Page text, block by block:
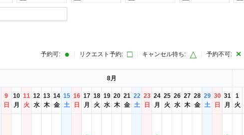
予約可: ● リクエスト予約: □ キャンセル待ち: △ 予約不可: ×
8月
9
日
10
月
11
火
12
水
13
木
14
金
15
土
16
日
17
月
18
火
19
水
20
木
21
金
22
土
23
日
24
月
25
火
26
水
27
木
28
金
29
土
30
日
31
月
1
火